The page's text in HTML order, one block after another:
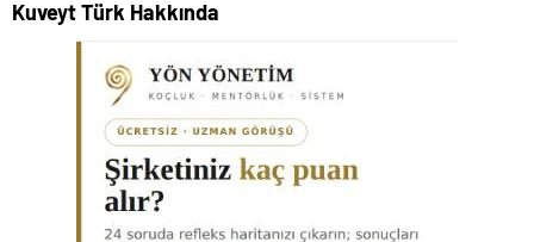
Kuveyt Türk Hakkında